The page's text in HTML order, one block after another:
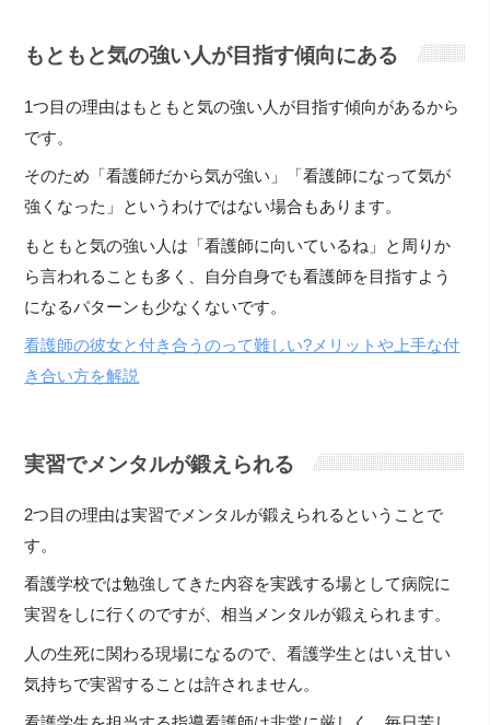
もともと気の強い人が目指す傾向にある
1つ目の理由はもともと気の強い人が目指す傾向があるから
です。
そのため「看護師だから気が強い」「看護師になって気が
強くなった」というわけではない場合もあります。
もともと気の強い人は「看護師に向いているね」と周りか
ら言われることも多く、自分自身でも看護師を目指すよう
になるパターンも少なくないです。
看護師の彼女と付き合うのって難しい?メリットや上手な付
き合い方を解説
実習でメンタルが鍛えられる
2つ目の理由は実習でメンタルが鍛えられるということで
す。
看護学校では勉強してきた内容を実践する場として病院に
実習をしに行くのですが、相当メンタルが鍛えられます。
人の生死に関わる現場になるので、看護学生とはいえ甘い
気持ちで実習することは許されません。